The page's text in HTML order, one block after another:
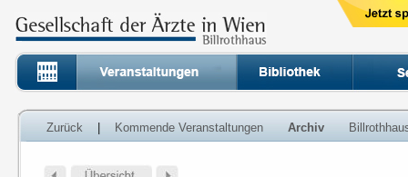
Zurück Kommende Veranstaltungen Archiv